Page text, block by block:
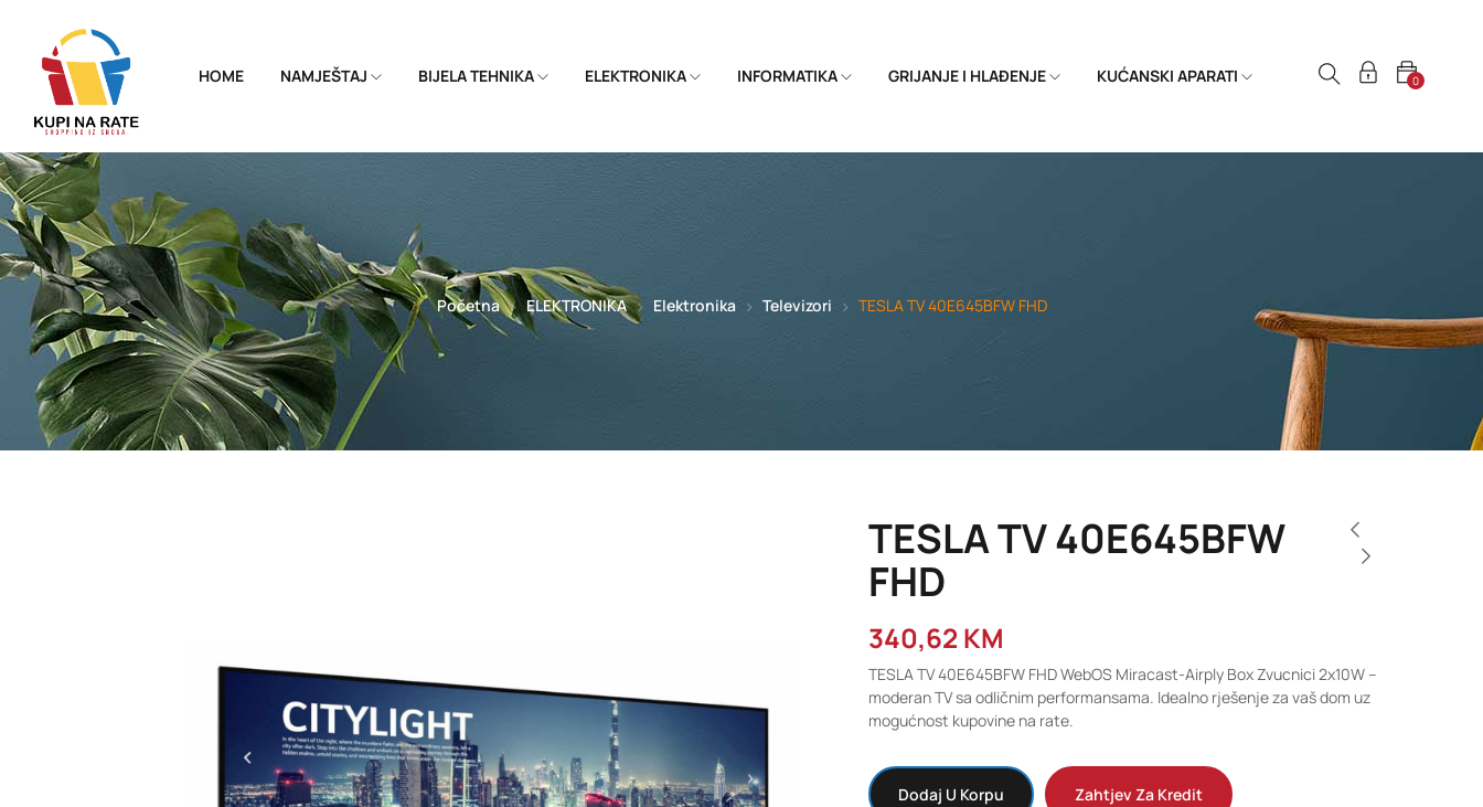
HOME NAMJEŠTAJ BIJELA TEHNIKA ELEKTRONIKA INFORMATIKA GRIJANJE I HLAĐENJE KUĆANSKI APARATI 0
Početna ELEKTRONIKA Elektronika Televizori TESLA TV 40E645BFW FHD
TESLA TV 40E645BFW
FHD
340,62 KM
TESLA TV 40E645BFW FHD WebOS Miracast-Airply Box Zvucnici 2x10W –
moderan TV sa odličnim performansama. Idealno rješenje za vaš dom uz
mogućnost kupovine na rate.
Dodaj U Korpu Zahtjev Za Kredit